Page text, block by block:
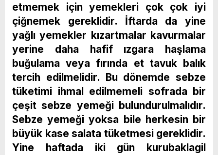
etmemek için yemekleri çok çok iyi
çiğnemek gereklidir. İftarda da yine
yağlı yemekler kızartmalar kavurmalar
yerine daha hafif ızgara haşlama
buğulama veya fırında et tavuk balık
tercih edilmelidir. Bu dönemde sebze
tüketimi ihmal edilmemeli sofrada bir
çeşit sebze yemeği bulundurulmalıdır.
Sebze yemeği yoksa bile herkesin bir
büyük kase salata tüketmesi gereklidir.
Yine haftada iki gün kurubaklagil